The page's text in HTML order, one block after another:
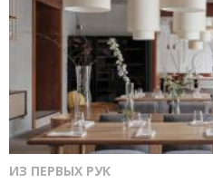
ИЗ ПЕРВЫХ РУК